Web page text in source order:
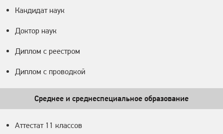
Кандидат наук
Доктор наук
Диплом с реестром
Диплом с проводкой
Среднее и среднеспециальное образование
Аттестат 11 классов